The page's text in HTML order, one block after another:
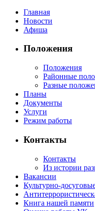
Главная
Новости
Афиша
Положения
Положения
Районные
Разные
Планы
Документы
Услуги
Режим работы
Контакты
Контакты
Из истории
Вакансии
Культурно-
Книга нашей памяти